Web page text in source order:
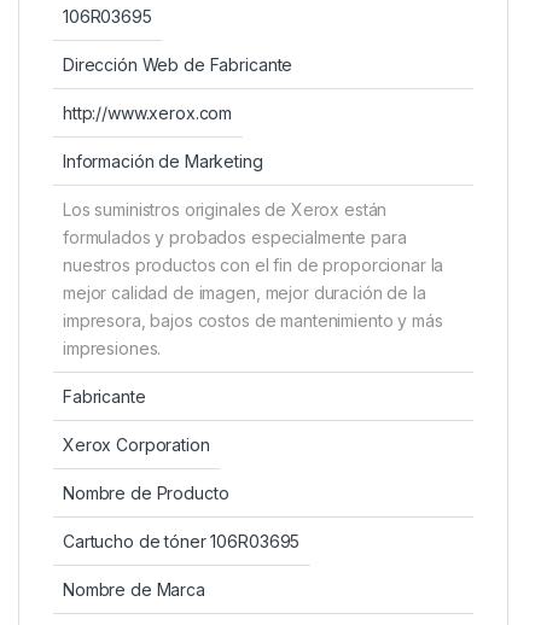
106R03695
Dirección Web de Fabricante
http://www.xerox.com
Información de Marketing
Los suministros originales de Xerox están
formulados y probados especialmente para
nuestros productos con el fin de proporcionar la
mejor calidad de imagen, mejor duración de la
impresora, bajos costos de mantenimiento y más
impresiones.
Fabricante
Xerox Corporation
Nombre de Producto
Cartucho de tóner 106R03695
Nombre de Marca